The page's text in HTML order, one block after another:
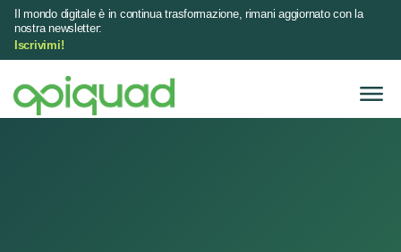
Il mondo digitale è in continua trasformazione, rimani aggiornato con la
nostra newsletter:
Iscrivimi!